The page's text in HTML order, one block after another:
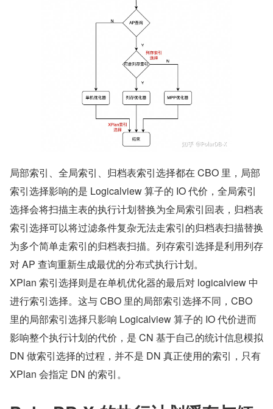
局部索引、全局索引、归档表索引选择都在 CBO 里，局部
索引选择影响的是 Logicalview 算子的 IO 代价，全局索引
选择会将扫描主表的执行计划替换为全局索引回表，归档表
索引选择可以将过滤条件复杂无法走索引的归档表扫描替换
为多个简单走索引的归档表扫描。列存索引选择是利用列存
对 AP 查询重新生成最优的分布式执行计划。
XPlan 索引选择则是在单机优化器的最后对 logicalview 中
进行索引选择。这与 CBO 里的局部索引选择不同，CBO
里的局部索引选择只影响 Logicalview 算子的 IO 代价进而
影响整个执行计划的代价，是 CN 基于自己的统计信息模拟
DN 做索引选择的过程，并不是 DN 真正使用的索引，只有
XPlan 会指定 DN 的索引。